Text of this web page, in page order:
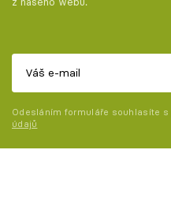
Odesláním formuláře souhlasíte s
údajů